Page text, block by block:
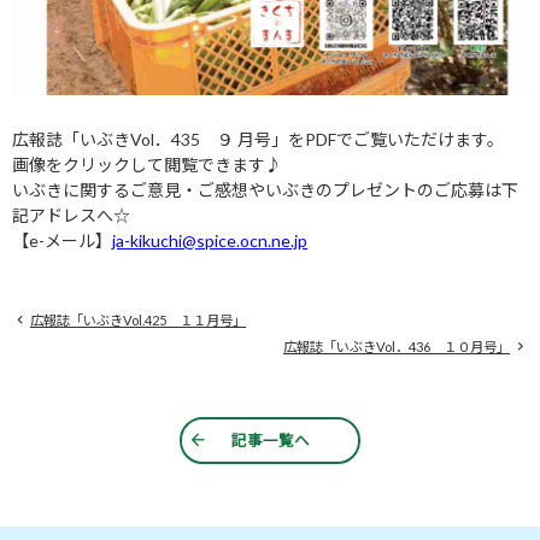
広報誌「いぶきVol．435 ９ 月号」をPDFでご覧いただけます。
画像をクリックして閲覧できます ♪
いぶきに関するご意見・ご感想やいぶきのプレゼントのご応募は下
記アドレスへ☆
【e- メール】 ja-kikuchi@spice.ocn.ne.jp
広報誌「いぶきVol.425 １１月号」
広報誌「いぶきVol．436 １０月号」
記事一覧へ